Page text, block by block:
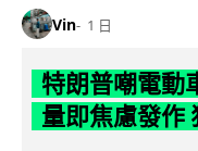
Vin 1 日
特朗普嘲電動
量即焦慮發作